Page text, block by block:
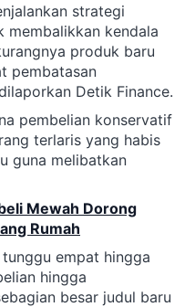
strategi
membalikkan kendala
produk baru
pembatasan
Detik Finance.
pembelian konservatif
terlaris yang habis
guna melibatkan
Mewah Dorong
Rumah
empat hingga
hingga
besar judul baru